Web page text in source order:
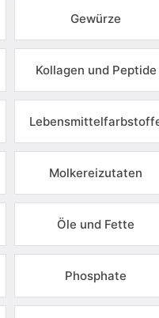
Gewürze
Kollagen und Peptide
Molkereizutaten
Öle und Fette
Phosphate